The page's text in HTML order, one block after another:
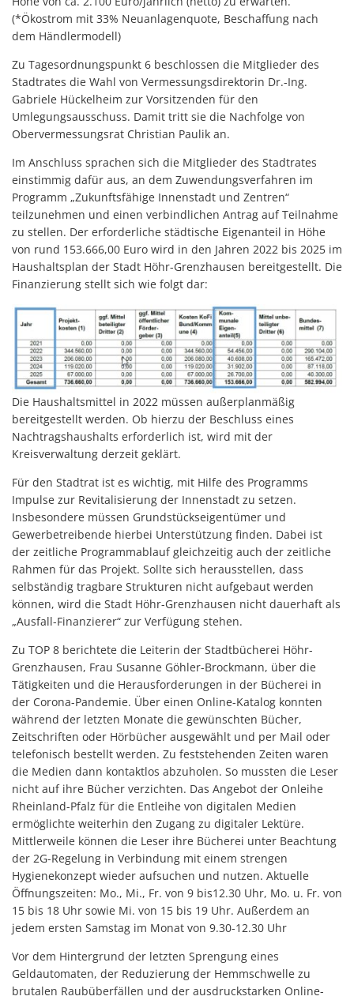
(*Ökostrom mit 33% Neuanlagenquote, Beschaffung nach
dem Händlermodell)
Zu Tagesordnungspunkt 6 beschlossen die Mitglieder des
Stadtrates die Wahl von Vermessungsdirektorin Dr.-Ing.
Gabriele Hückelheim zur Vorsitzenden für den
Umlegungsausschuss. Damit tritt sie die Nachfolge von
Obervermessungsrat Christian Paulik an.
Im Anschluss sprachen sich die Mitglieder des Stadtrates
einstimmig dafür aus, an dem Zuwendungsverfahren im
Programm „Zukunftsfähige Innenstadt und Zentren“
teilzunehmen und einen verbindlichen Antrag auf Teilnahme
zu stellen. Der erforderliche städtische Eigenanteil in Höhe
von rund 153.666,00 Euro wird in den Jahren 2022 bis 2025 im
Haushaltsplan der Stadt Höhr-Grenzhausen bereitgestellt. Die
Finanzierung stellt sich wie folgt dar:
Die Haushaltsmittel in 2022 müssen außerplanmäßig
bereitgestellt werden. Ob hierzu der Beschluss eines
Nachtragshaushalts erforderlich ist, wird mit der
Kreisverwaltung derzeit geklärt.
Für den Stadtrat ist es wichtig, mit Hilfe des Programms
Impulse zur Revitalisierung der Innenstadt zu setzen.
Insbesondere müssen Grundstückseigentümer und
Gewerbetreibende hierbei Unterstützung finden. Dabei ist
der zeitliche Programmablauf gleichzeitig auch der zeitliche
Rahmen für das Projekt. Sollte sich herausstellen, dass
selbständig tragbare Strukturen nicht aufgebaut werden
können, wird die Stadt Höhr-Grenzhausen nicht dauerhaft als
„Ausfall-Finanzierer“ zur Verfügung stehen.
Zu TOP 8 berichtete die Leiterin der Stadtbücherei Höhr-
Grenzhausen, Frau Susanne Göhler-Brockmann, über die
Tätigkeiten und die Herausforderungen in der Bücherei in
der Corona-Pandemie. Über einen Online-Katalog konnten
während der letzten Monate die gewünschten Bücher,
Zeitschriften oder Hörbücher ausgewählt und per Mail oder
telefonisch bestellt werden. Zu feststehenden Zeiten waren
die Medien dann kontaktlos abzuholen. So mussten die Leser
nicht auf ihre Bücher verzichten. Das Angebot der Onleihe
Rheinland-Pfalz für die Entleihe von digitalen Medien
ermöglichte weiterhin den Zugang zu digitaler Lektüre.
Mittlerweile können die Leser ihre Bücherei unter Beachtung
der 2G-Regelung in Verbindung mit einem strengen
Hygienekonzept wieder aufsuchen und nutzen. Aktuelle
Öffnungszeiten: Mo., Mi., Fr. von 9 bis12.30 Uhr, Mo. u. Fr. von
15 bis 18 Uhr sowie Mi. von 15 bis 19 Uhr. Außerdem an
jedem ersten Samstag im Monat von 9.30-12.30 Uhr
Vor dem Hintergrund der letzten Sprengung eines
Geldautomaten, der Reduzierung der Hemmschwelle zu
brutalen Raubüberfällen und der ausdruckstarken Online-